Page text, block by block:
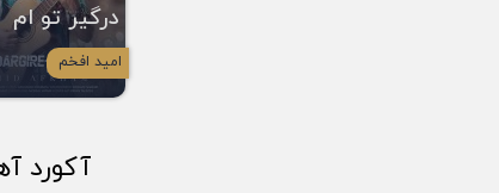
درگیر تو ام
امید افخم
آکورد